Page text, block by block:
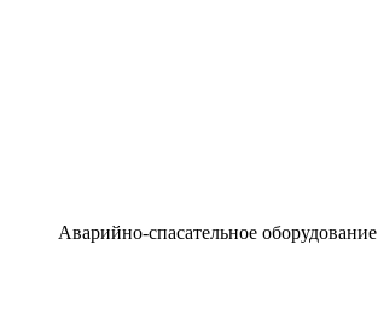
Аварийно-спасательное оборудование